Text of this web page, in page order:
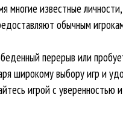
многие известные
обычным
перерыв или
широкому выбору игр и
игрой с уверенностью